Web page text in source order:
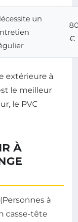
un
€
extérieure à
le meilleur
le PVC
À
à
casse-tête